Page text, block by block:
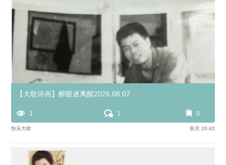
【大歌诗画】醉眼迷离醒2026.08.07
1 1 0
快乐大歌 前天 20:42